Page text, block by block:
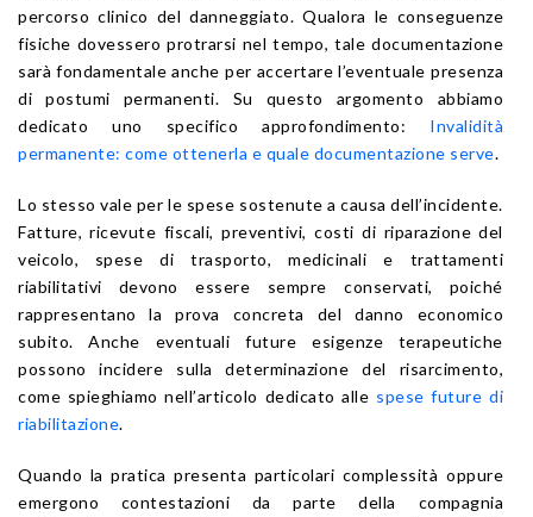
percorso clinico del danneggiato. Qualora le conseguenze
fisiche dovessero protrarsi nel tempo, tale documentazione
sarà fondamentale anche per accertare l’eventuale presenza
di postumi permanenti. Su questo argomento abbiamo
dedicato uno specifico approfondimento: Invalidità
permanente: come ottenerla e quale documentazione serve.
Lo stesso vale per le spese sostenute a causa dell’incidente.
Fatture, ricevute fiscali, preventivi, costi di riparazione del
veicolo, spese di trasporto, medicinali e trattamenti
riabilitativi devono essere sempre conservati, poiché
rappresentano la prova concreta del danno economico
subito. Anche eventuali future esigenze terapeutiche
possono incidere sulla determinazione del risarcimento,
come spieghiamo nell’articolo dedicato alle spese future di
riabilitazione.
Quando la pratica presenta particolari complessità oppure
emergono contestazioni da parte della compagnia